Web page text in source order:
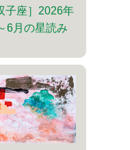
子座］2026年
6月の星読み